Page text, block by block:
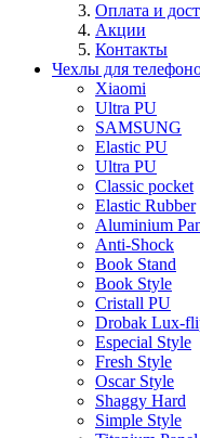
Оплата и
Акции
Контакты
Чехлы для
Xiaomi
Ultra PU
SAMSUNG
Elastic PU
Ultra PU
Classic pocket
Elastic Rubber
Aluminium
Anti-Shock
Book Stand
Book Style
Cristall PU
Drobak Lux-
Especial Style
Fresh Style
Oscar Style
Shaggy Hard
Simple Style